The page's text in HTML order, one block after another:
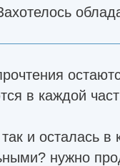
в каждой
и осталась в
нужно